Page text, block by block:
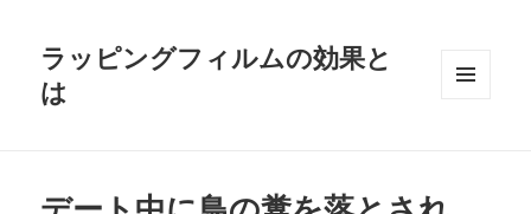
ラッピングフィルムの効果と
は